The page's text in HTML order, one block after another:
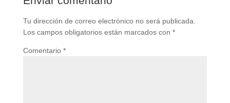
Tu dirección de correo electrónico no será publicada.
Los campos obligatorios están marcados con *
Comentario *